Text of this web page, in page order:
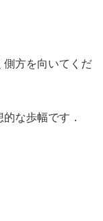
側方を向いてくだ
な歩幅です．